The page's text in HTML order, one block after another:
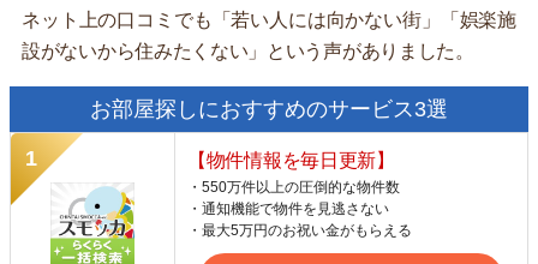
ネット上の口コミでも「若い人には向かない街」「娯楽施
設がないから住みたくない」という声がありました。
お部屋探しにおすすめのサービス3選
【物件情報を毎日更新】
・550万件以上の圧倒的な物件数
・通知機能で物件を見逃さない
・最大5万円のお祝い金がもらえる